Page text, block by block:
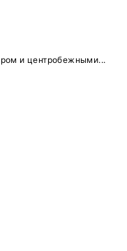
и центробежными...